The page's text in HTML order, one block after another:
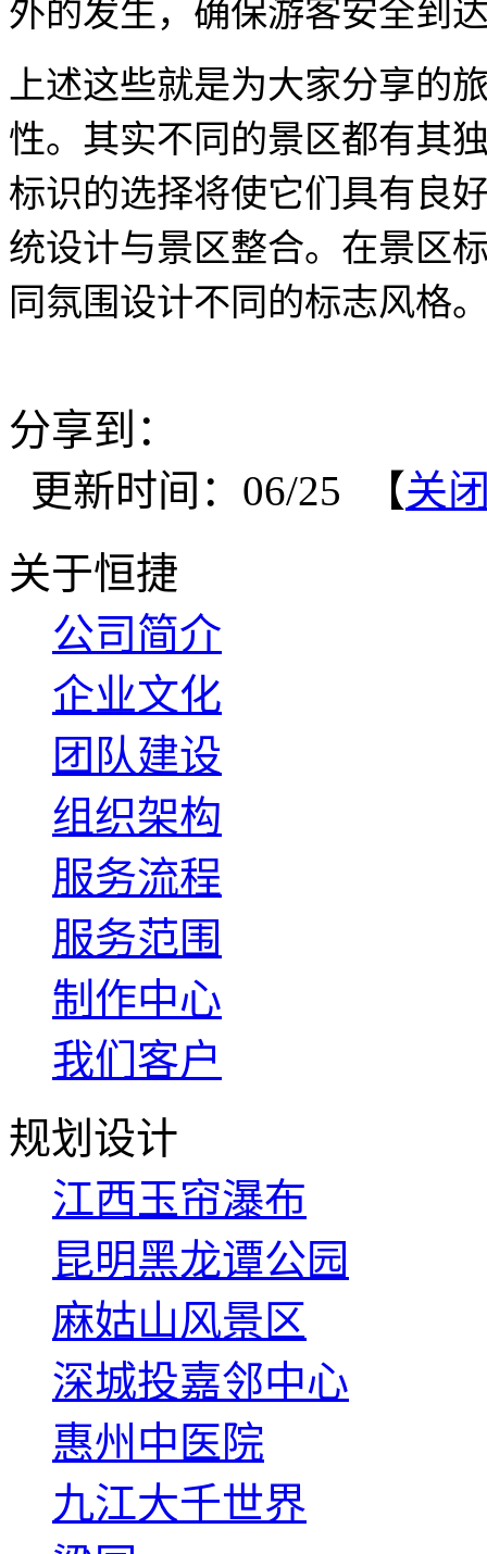
外的发生，确保游客安全到
上述这些就是为大家分享的
性。其实不同的景区都有其
标识的选择将使它们具有良
统设计与景区整合。在景区
同氛围设计不同的标志风格
分享到：
更新时间：06/25 【关
关于恒捷
公司简介
企业文化
团队建设
组织架构
服务流程
服务范围
制作中心
我们客户
规划设计
江西玉帘瀑布
昆明黑龙谭公园
麻姑山风景区
深城投嘉邻中心
惠州中医院
九江大千世界